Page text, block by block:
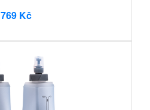
769 Kč